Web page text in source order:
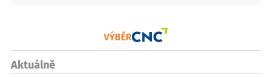
VÝBĚR
Aktuálně